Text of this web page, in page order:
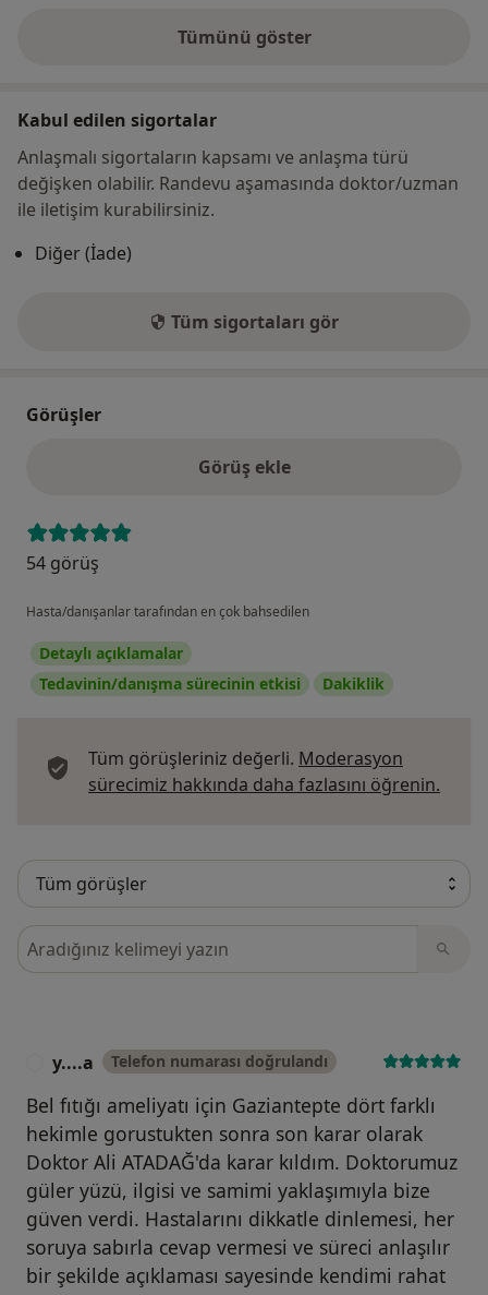
Tümünü göster
adres hakkında
Kabul edilen sigortalar
Anlaşmalı sigortaların kapsamı ve anlaşma türü
değişken olabilir. Randevu aşamasında doktor/uzman
ile iletişim kurabilirsiniz.
Diğer (İade)
Tüm sigortaları gör
Görüşler
Görüş ekle
54 görüş
Hasta/danışanlar tarafından en çok bahsedilen
Detaylı açıklamalar
Tedavinin/danışma sürecinin etkisi
Dakiklik
Tüm görüşleriniz değerli. Moderasyon
sürecimiz hakkında daha fazlasını öğrenin.
Görüşler içerisinde ara
y....a Telefon numarası doğrulandı
Bel fıtığı ameliyatı için Gaziantepte dört farklı
hekimle gorustukten sonra son karar olarak
Doktor Ali ATADAĞ'da karar kıldım. Doktorumuz
güler yüzü, ilgisi ve samimi yaklaşımıyla bize
güven verdi. Hastalarını dikkatle dinlemesi, her
soruya sabırla cevap vermesi ve süreci anlaşılır
bir şekilde açıklaması sayesinde kendimi rahat